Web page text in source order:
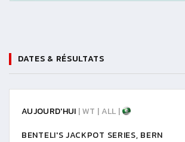
DATES & RÉSULTATS
AUJOURD'HUI | WT | ALL |
BENTELI'S JACKPOT SERIES, BERN